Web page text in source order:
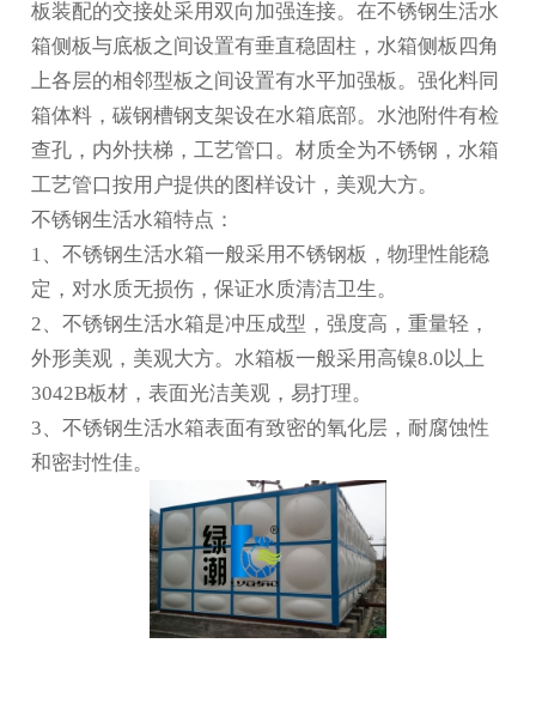
板装配的交接处采用双向加强连接。在不锈钢生活水
箱侧板与底板之间设置有垂直稳固柱，水箱侧板四角
上各层的相邻型板之间设置有水平加强板。强化料同
箱体料，碳钢槽钢支架设在水箱底部。水池附件有检
查孔，内外扶梯，工艺管口。材质全为不锈钢，水箱
工艺管口按用户提供的图样设计，美观大方。
不锈钢生活水箱特点：
1、不锈钢生活水箱一般采用不锈钢板，物理性能稳
定，对水质无损伤，保证水质清洁卫生。
2、不锈钢生活水箱是冲压成型，强度高，重量轻，
外形美观，美观大方。水箱板一般采用高镍8.0以上
3042B板材，表面光洁美观，易打理。
3、不锈钢生活水箱表面有致密的氧化层，耐腐蚀性
和密封性佳。